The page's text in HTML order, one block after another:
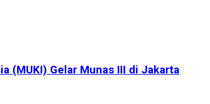
(MUKI) Gelar Munas III di Jakarta